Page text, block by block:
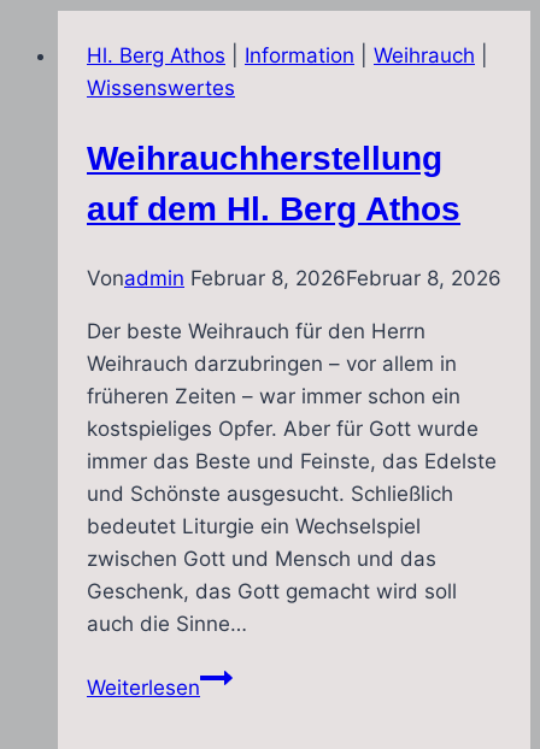
Hl. Berg Athos Information Weihrauch
Wissenswertes
Weihrauchherstellung
auf dem Hl. Berg Athos
Vonadmin Februar 8, 2026Februar 8, 2026
Der beste Weihrauch für den Herrn
Weihrauch darzubringen – vor allem in
früheren Zeiten – war immer schon ein
kostspieliges Opfer. Aber für Gott wurde
immer das Beste und Feinste, das Edelste
und Schönste ausgesucht. Schließlich
bedeutet Liturgie ein Wechselspiel
zwischen Gott und Mensch und das
Geschenk, das Gott gemacht wird soll
auch die Sinne…
WeiterlesenWeihrauchherstellung